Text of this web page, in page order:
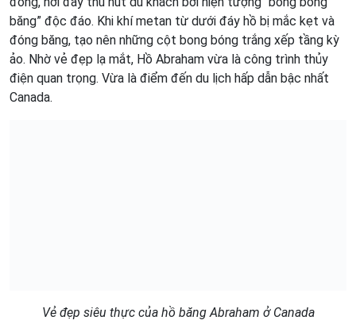
băng” độc đáo. Khi khí metan từ dưới đáy hồ bị mắc kẹt và
đóng băng, tạo nên những cột bong bóng trắng xếp tầng kỳ
ảo. Nhờ vẻ đẹp lạ mắt, Hồ Abraham vừa là công trình thủy
điện quan trọng. Vừa là điểm đến du lịch hấp dẫn bậc nhất
Canada.
Vẻ đẹp siêu thực của hồ băng Abraham ở Canada